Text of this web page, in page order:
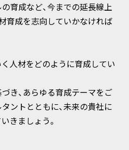
育成など、今までの延長線上
育成を志向していかなければ
人材をどのように育成してい
き、あらゆる育成テーマをご
ントとともに、未来の貴社に
きましょう。